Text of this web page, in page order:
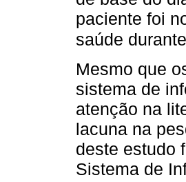
paciente foi
saúde
Mesmo que
sistema de
atenção na
lacuna na
deste estudo
Sistema de